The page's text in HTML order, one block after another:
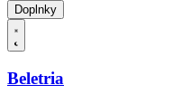
Doplnky
Beletria